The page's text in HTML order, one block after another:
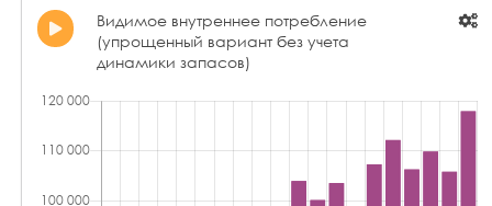
Видимое внутреннее потребление
(упрощенный вариант без учета
динамики запасов)